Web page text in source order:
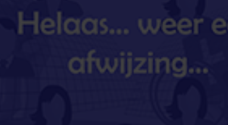
Venray
Noord-Limburg
Midden-Limburg